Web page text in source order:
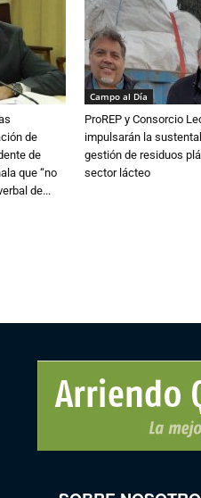
de
de
que “no
de...
Campo al Día
ProREP y Consorcio
impulsarán la
gestión de residuos
sector lácteo